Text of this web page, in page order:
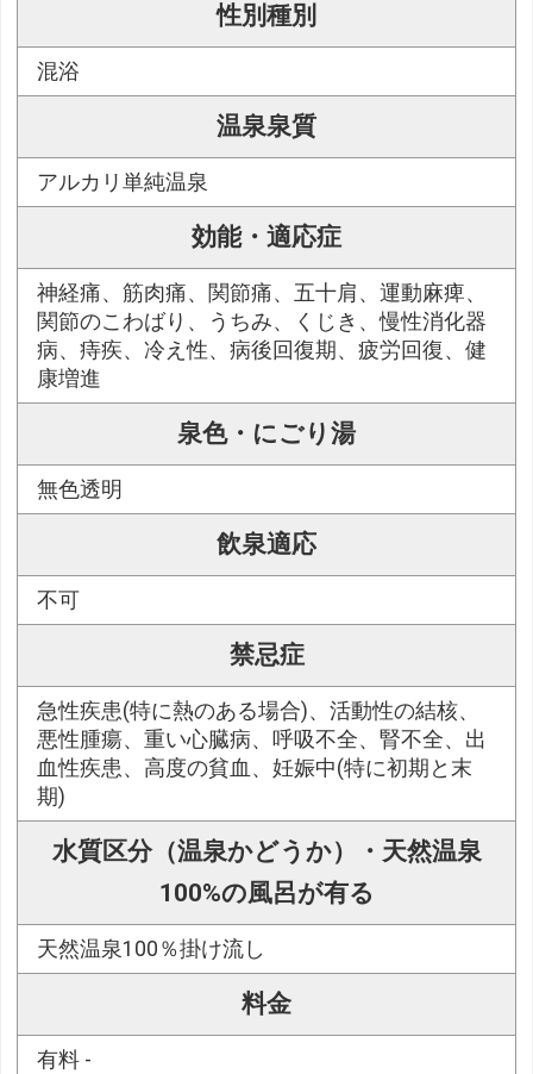
性別種別
混浴
温泉泉質
アルカリ単純温泉
効能・適応症
神経痛、筋肉痛、関節痛、五十肩、運動麻痺、
関節のこわばり、うちみ、くじき、慢性消化器
病、痔疾、冷え性、病後回復期、疲労回復、健
康増進
泉色・にごり湯
無色透明
飲泉適応
不可
禁忌症
急性疾患(特に熱のある場合)、活動性の結核、
悪性腫瘍、重い心臓病、呼吸不全、腎不全、出
血性疾患、高度の貧血、妊娠中(特に初期と末
期)
水質区分（温泉かどうか）・天然温泉
100%の風呂が有る
天然温泉100％掛け流し
料金
有料 -